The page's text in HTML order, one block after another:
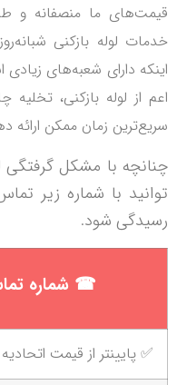
قیمت‌های ما منصفانه و
خدمات لوله بازکنی
اینکه دارای شعبه‌های
اعم از لوله بازکنی،
سریع‌ترین زمان ممکن ارائه
چنانچه با مشکل
توانید با شماره زیر
رسیدگی شود.
☎ شماره
✅ پایینتر از قیمت اتحادیه